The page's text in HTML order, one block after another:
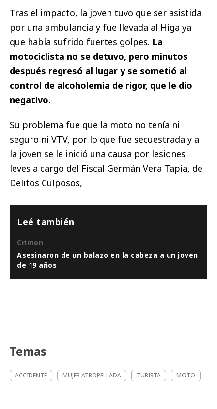
Tras el impacto, la joven tuvo que ser asistida
por una ambulancia y fue llevada al Higa ya
que había sufrido fuertes golpes. La
motociclista no se detuvo, pero minutos
después regresó al lugar y se sometió al
control de alcoholemia de rigor, que le dio
negativo.
Su problema fue que la moto no tenía ni
seguro ni VTV, por lo que fue secuestrada y a
la joven se le inició una causa por lesiones
leves a cargo del Fiscal Germán Vera Tapia, de
Delitos Culposos,
Leé también
Crimen
Asesinaron de un balazo en la cabeza a un joven
de 19 años
Temas
ACCIDENTE MUJER ATROPELLADA TURISTA MOTO